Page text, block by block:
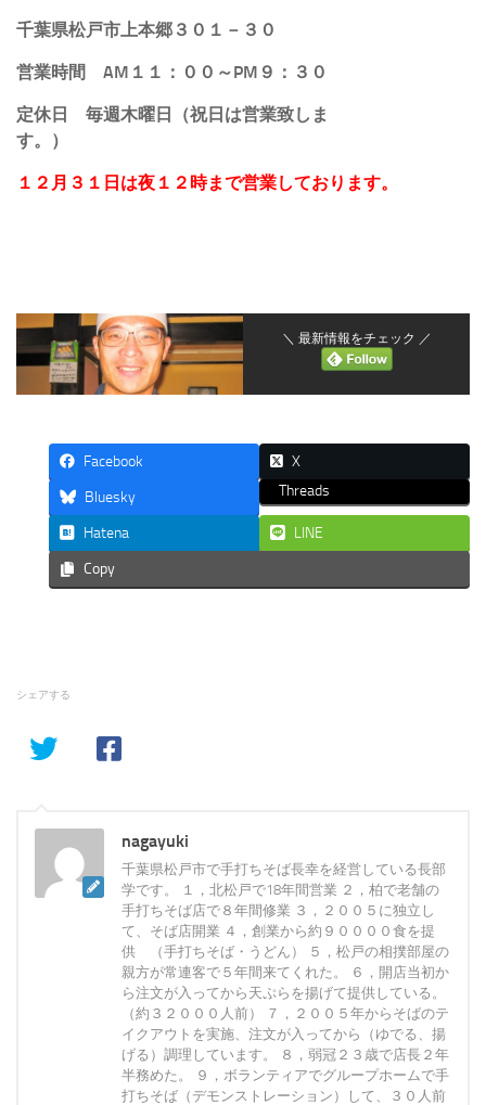
千葉県松戸市上本郷３０１－３０
営業時間 AM１１：００～PM９：３０
定休日 毎週木曜日（祝日は営業致しま
す。）
１２月３１日は夜１２時まで営業しております。
＼ 最新情報をチェック ／
Facebook X
Bluesky Threads
Hatena LINE
Copy
シェアする
nagayuki
千葉県松戸市で手打ちそば長幸を経営している長部
学です。 １，北松戸で18年間営業 ２，柏で老舗の
手打ちそば店で８年間修業 ３，２００５に独立し
て、そば店開業 ４，創業から約９００００食を提
供 （手打ちそば・うどん） ５，松戸の相撲部屋の
親方が常連客で５年間来てくれた。 ６，開店当初か
ら注文が入ってから天ぷらを揚げて提供している。
（約３２０００人前） ７，２００５年からそばのテ
イクアウトを実施、注文が入ってから（ゆでる、揚
げる）調理しています。 ８，弱冠２３歳で店長２年
半務めた。 ９，ボランティアでグループホームで手
打ちそば（デモンストレーション）して、３０人前